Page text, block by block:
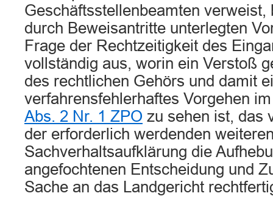
Geschäftsstellenbeamten verweist,
durch Beweisantritte unterlegten
Frage der Rechtzeitigkeit des
vollständig aus, worin ein Verstoß
des rechtlichen Gehörs und damit
verfahrensfehlerhaftes Vorgehen
Abs. 2 Nr. 1 ZPO zu sehen ist, das
der erforderlich werdenden
Sachverhaltsaufklärung die
angefochtenen Entscheidung und
Sache an das Landgericht